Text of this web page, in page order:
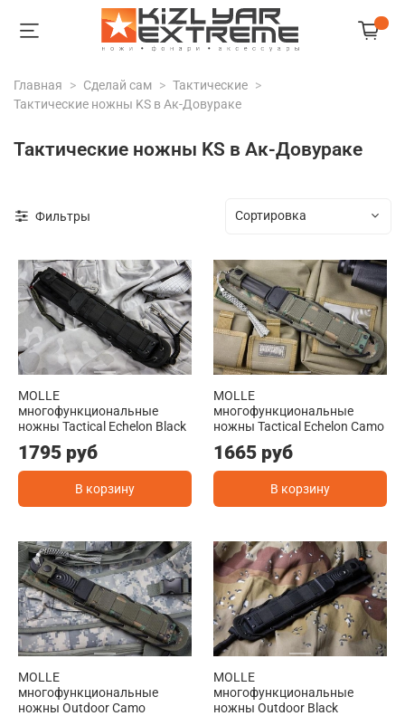
Главная Сделай сам
Тактические
Тактические ножны KS в Ак-Довураке
Тактические ножны KS в Ак-Довураке
Фильтры
MOLLE
многофункциональные
ножны Tactical Echelon Black
1795 руб
В корзину
MOLLE
многофункциональные
ножны Tactical Echelon Camo
1665 руб
В корзину
MOLLE
многофункциональные
ножны Outdoor Camo
MOLLE
многофункциональные
ножны Outdoor Black